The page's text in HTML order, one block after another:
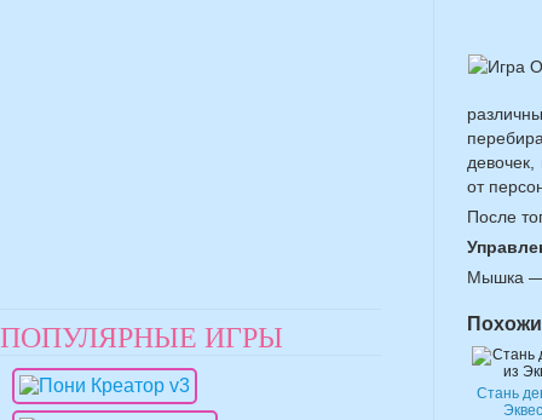
от
После
Мышка —
Стань
ПОПУЛЯРНЫЕ ИГРЫ